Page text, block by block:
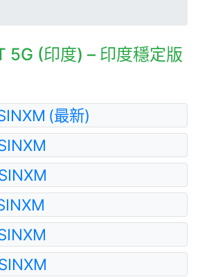
5G (印度) – 印度穩定版
(最新)